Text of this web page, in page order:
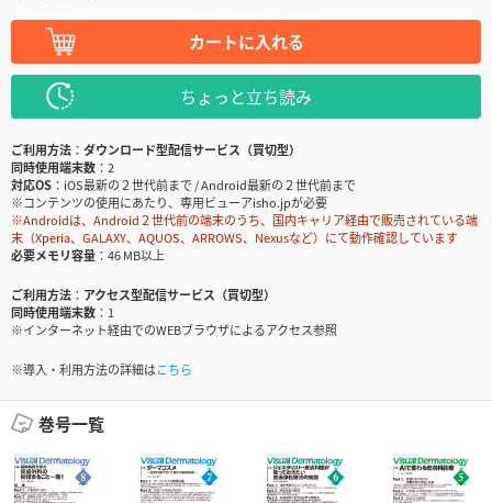
カートに入れる
ちょっと立ち読み
ご利用方法
ダウンロード型配信サービス（買切型）
同時使用端末数
2
対応OS
iOS最新の２世代前まで / Android最新の２世代前まで
※コンテンツの使用にあたり、専用ビューアisho.jpが必要
※Androidは、Android２世代前の端末のうち、国内キャリア経由で販売されている端
末（Xperia、GALAXY、AQUOS、ARROWS、Nexusなど）にて動作確認しています
必要メモリ容量
46 MB以上
ご利用方法
アクセス型配信サービス（買切型）
同時使用端末数
1
※インターネット経由でのWEBブラウザによるアクセス参照
※導入・利用方法の詳細はこちら
巻号一覧